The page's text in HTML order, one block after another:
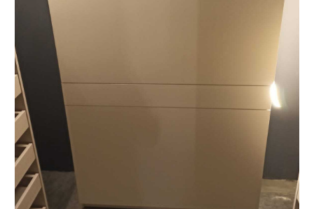
«Мебель-Королей» —
производим мебель
на заказ с 2005 года
О КОМПАНИИ
Мы — семейная компания «Мебель-Королей»!
С 2005 года производим мебель на заказ в Москве,
контролируя весь процесс — от проекта
до установки. За годы работы реализовали сотни
проектов, поэтому точно понимаем, как сделать
мебель, которая будет удобной в использовании
и прослужит долгие годы. Подходим к задаче
системно: учитываем планировку, потребности
и бюджет клиента. Перед запуском показываем
проект и фиксируем стоимость — вы заранее
понимаете результат и не сталкиваетесь
с неожиданными расходами.